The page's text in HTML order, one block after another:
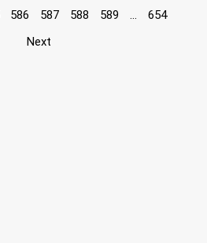
586 587 588 589
654
Next